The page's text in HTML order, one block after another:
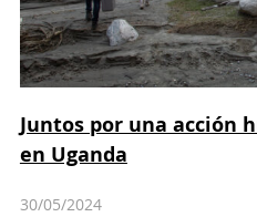
Juntos por una acción
en Uganda
30/05/2024